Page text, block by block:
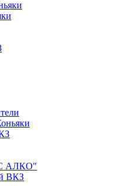
АЛКО"
ВКЗ